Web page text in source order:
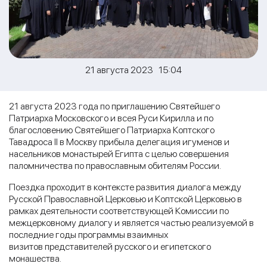
21 августа 2023 15:04
21 августа 2023 года по приглашению Святейшего
Патриарха Московского и всея Руси Кирилла и по
благословению Святейшего Патриарха Коптского
Тавадроса II в Москву прибыла делегация игуменов и
насельников монастырей Египта с целью совершения
паломничества по православным обителям России.
Поездка проходит в контексте развития диалога между
Русской Православной Церковью и Коптской Церковью в
рамках деятельности соответствующей Комиссии по
межцерковному диалогу и является частью реализуемой в
последние годы программы взаимных
визитов представителей русского и египетского
монашества.